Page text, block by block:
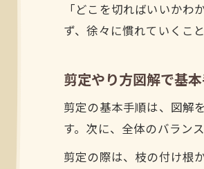
「どこを切ればいいか
ず、徐々に慣れていくこ
剪定やり方図解で基
剪定の基本手順は、図解
す。次に、全体のバラン
剪定の際は、枝の付け根